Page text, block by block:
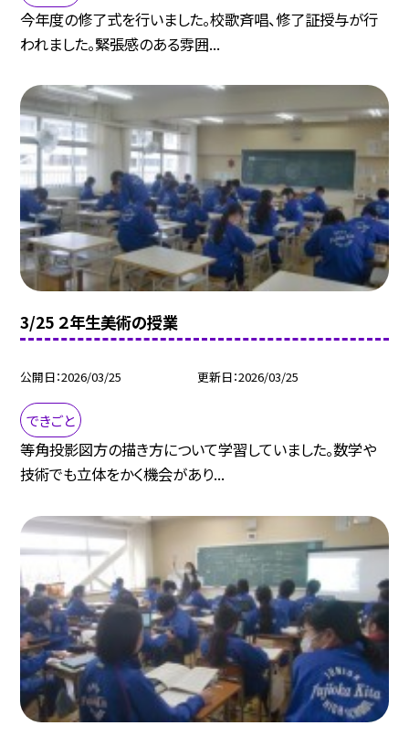
今年度の修了式を行いました。校歌斉唱、修了証授与が行
われました。緊張感のある雰囲...
3/25 ２年生美術の授業
公開日 2026/03/25 更新日 2026/03/25
できごと
等角投影図方の描き方について学習していました。数学や
技術でも立体をかく機会があり...